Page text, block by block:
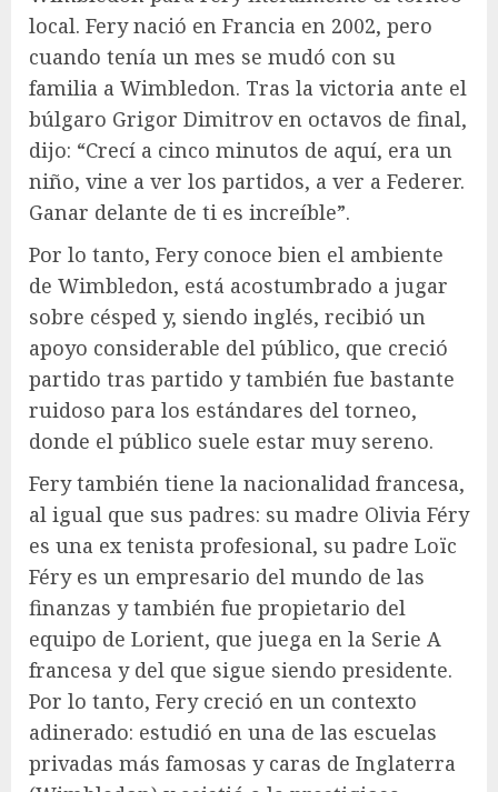
local. Fery nació en Francia en 2002, pero
cuando tenía un mes se mudó con su
familia a Wimbledon. Tras la victoria ante el
búlgaro Grigor Dimitrov en octavos de final,
dijo: “Crecí a cinco minutos de aquí, era un
niño, vine a ver los partidos, a ver a Federer.
Ganar delante de ti es increíble”.
Por lo tanto, Fery conoce bien el ambiente
de Wimbledon, está acostumbrado a jugar
sobre césped y, siendo inglés, recibió un
apoyo considerable del público, que creció
partido tras partido y también fue bastante
ruidoso para los estándares del torneo,
donde el público suele estar muy sereno.
Fery también tiene la nacionalidad francesa,
al igual que sus padres: su madre Olivia Féry
es una ex tenista profesional, su padre Loïc
Féry es un empresario del mundo de las
finanzas y también fue propietario del
equipo de Lorient, que juega en la Serie A
francesa y del que sigue siendo presidente.
Por lo tanto, Fery creció en un contexto
adinerado: estudió en una de las escuelas
privadas más famosas y caras de Inglaterra